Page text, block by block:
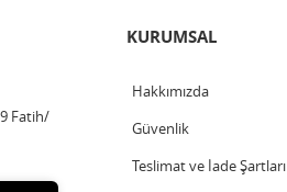
Fatih/
KURUMSAL
Hakkımızda
Güvenlik
Teslimat ve İade Şartları